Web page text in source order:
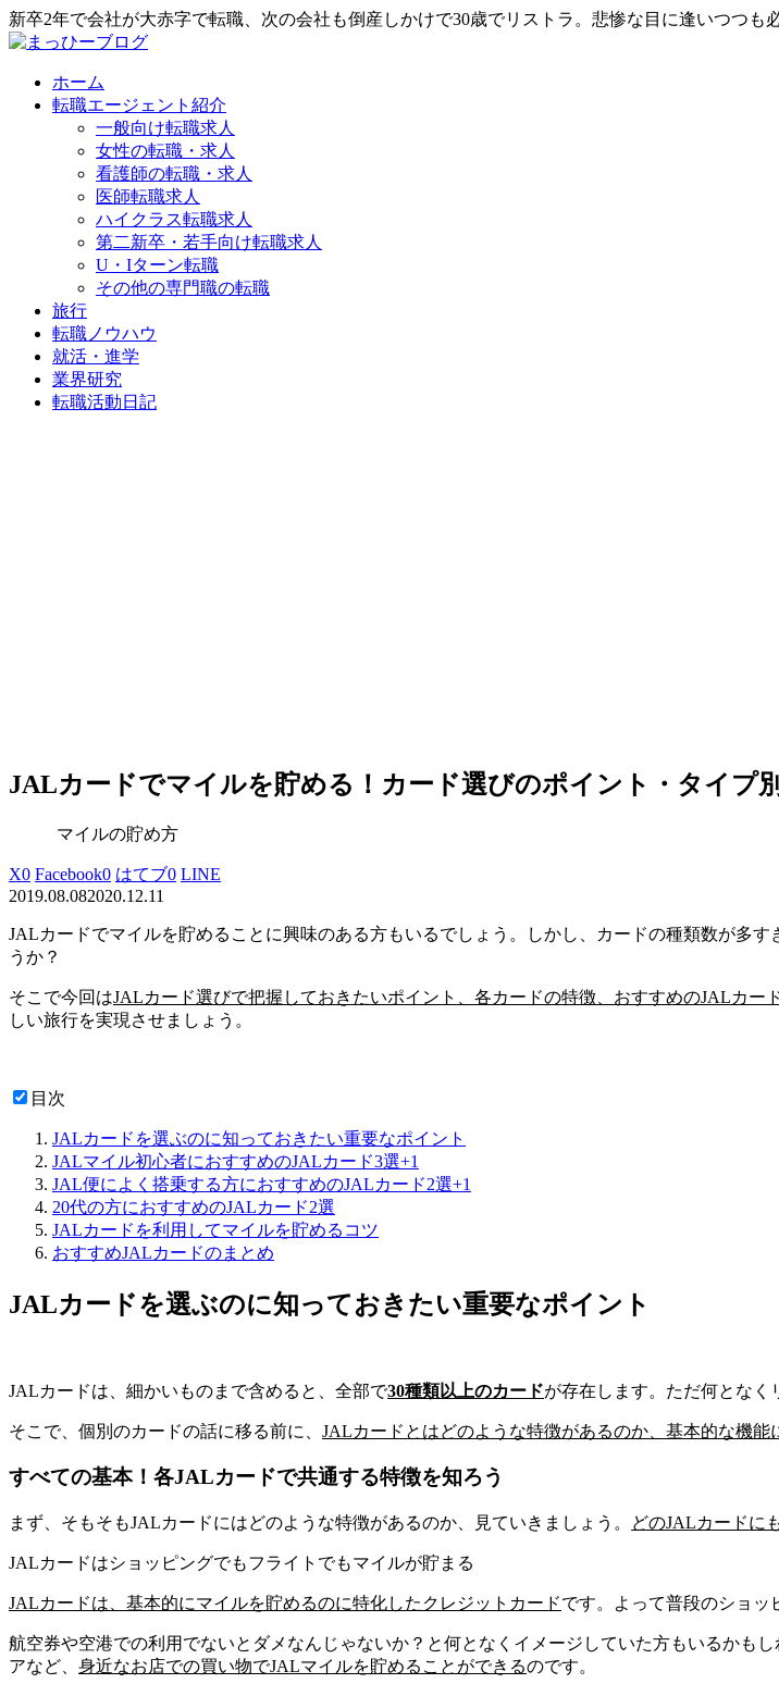
新卒2年で会社が大赤字で転職、次の会社も倒産しかけで30歳でリストラ。悲惨な目に逢いつつも
ホーム
転職エージェント紹介
一般向け転職求人
女性の転職・求人
看護師の転職・求人
医師転職求人
ハイクラス転職求人
第二新卒・若手向け転職求人
U・Iターン転職
その他の専門職の転職
旅行
転職ノウハウ
就活・進学
業界研究
転職活動日記
JALカードでマイルを貯める！カード選びのポイント・タイプ
マイルの貯め方
X0 Facebook0 はてブ0 LINE
2019.08.082020.12.11
JALカードでマイルを貯めることに興味のある方もいるでしょう。しかし、カードの種類数が多
うか？
そこで今回はJALカード選びで把握しておきたいポイント、各カードの特徴、おすすめのJALカー
しい旅行を実現させましょう。
目次
JALカードを選ぶのに知っておきたい重要なポイント
JALマイル初心者におすすめのJALカード3選+1
JAL便によく搭乗する方におすすめのJALカード2選+1
20代の方におすすめのJALカード2選
JALカードを利用してマイルを貯めるコツ
おすすめJALカードのまとめ
JALカードを選ぶのに知っておきたい重要なポイント
JALカードは、細かいものまで含めると、全部で30種類以上のカードが存在します。ただ何となく
そこで、個別のカードの話に移る前に、 JALカードとはどのような特徴があるのか、基本的な機能
すべての基本！各JALカードで共通する特徴を知ろう
まず、そもそもJALカードにはどのような特徴があるのか、見ていきましょう。 どのJALカードに
JALカードはショッピングでもフライトでもマイルが貯まる
JALカードは、基本的にマイルを貯めるのに特化したクレジットカードです。よって普段のショッ
航空券や空港での利用でないとダメなんじゃないか？と何となくイメージしていた方もいるかも
アなど、 身近なお店での買い物でJALマイルを貯めることができるのです。